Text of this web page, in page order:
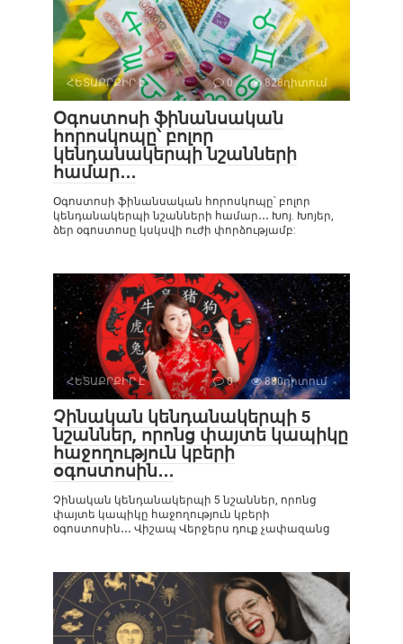
ՀԵՏԱՔՐՔԻՐ Է 0 828դիտում
Օգոստոսի ֆինանսական
հորոսկոպը՝ բոլոր
կենդանակերպի նշանների
համար․․․
Օգոստոսի ֆինանսական հորոսկոպը՝ բոլոր
կենդանակերպի նշանների համար․․․ Խոյ. Խոյեր,
ձեր օգոստոսը կսկսվի ուժի փորձությամբ:
ՀԵՏԱՔՐՔԻՐ Է 0 880դիտում
Չինական կենդանակերպի 5
նշաններ, որոնց փայտե կապիկը
հաջողություն կբերի
օգոստոսին․․․
Չինական կենդանակերպի 5 նշաններ, որոնց
փայտե կապիկը հաջողություն կբերի
օգոստոսին․․․ Վիշապ Վերջերս դուք չափազանց